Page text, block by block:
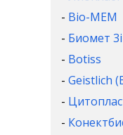
- Bio-MEM
- Биомет 3i
- Botiss
- Geistlich
-
-